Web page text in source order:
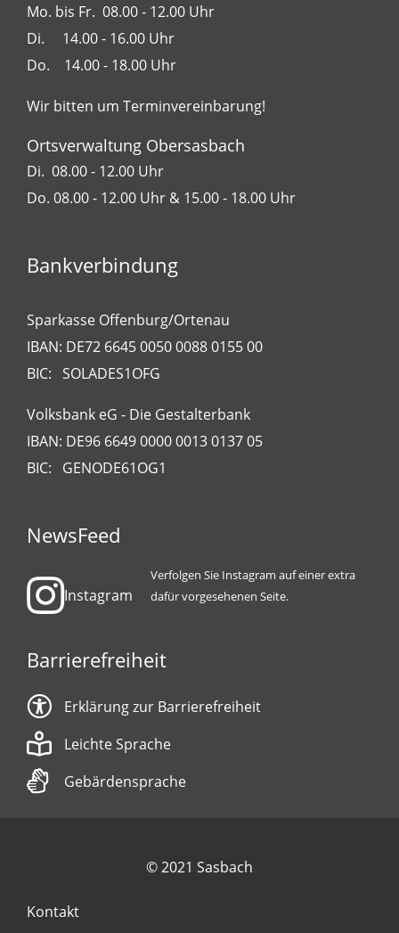
Mo. bis Fr. 08.00 - 12.00 Uhr
Di. 14.00 - 16.00 Uhr
Do. 14.00 - 18.00 Uhr
Wir bitten um Terminvereinbarung!
Ortsverwaltung Obersasbach
Di. 08.00 - 12.00 Uhr
Do. 08.00 - 12.00 Uhr & 15.00 - 18.00 Uhr
Bankverbindung
Sparkasse Offenburg/Ortenau
IBAN: DE72 6645 0050 0088 0155 00
BIC: SOLADES1OFG
Volksbank eG - Die Gestalterbank
IBAN: DE96 6649 0000 0013 0137 05
BIC: GENODE61OG1
NewsFeed
Instagram
Verfolgen Sie Instagram auf einer extra
dafür vorgesehenen Seite.
Barrierefreiheit
Erklärung zur Barrierefreiheit
Leichte Sprache
Gebärdensprache
© 2021 Sasbach
Kontakt